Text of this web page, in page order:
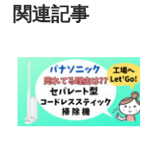
関連記事